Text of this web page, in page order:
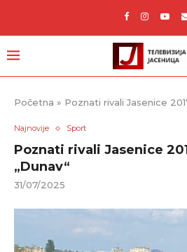
Početna » Poznati rivali Jasenice
Najnovije Sport
Poznati rivali Jasenice
„Dunav“
31/07/2025